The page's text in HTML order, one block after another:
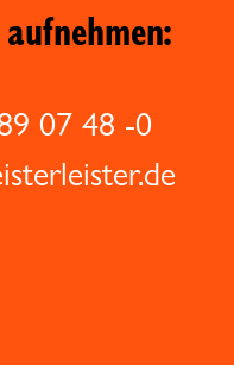
07 48 -0